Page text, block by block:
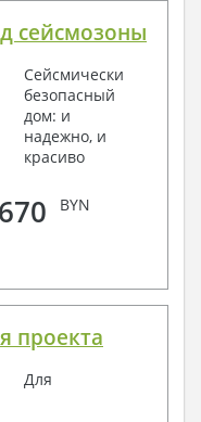
сейсмозоны
Сейсмически
безопасный
дом: и
надежно, и
красиво
BYN
проекта
Для